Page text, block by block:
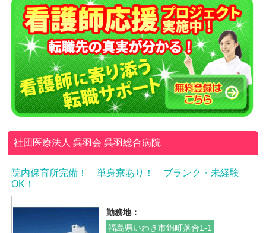
社団医療法人 呉羽会呉羽総合病院
院内保育所完備！ 単身寮あり！ ブランク・未経験
OK！
勤務地：
福島県いわき市錦町落合1-1